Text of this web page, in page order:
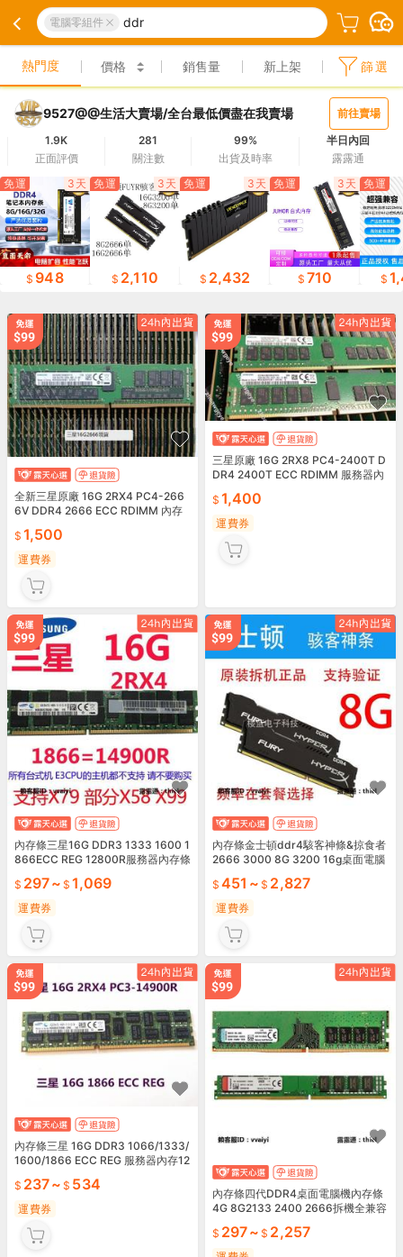
電腦零組件 ddr
熱門度 價格 銷售量 新上架 篩選
9527@@生活大賣場/全台最低價盡在我賣場
前往賣場
1.9K
正面評價
281
關注數
99%
出貨及時率
半日內回
露露通
免運
3天
948
免運 3天
2,110
免運 3天
2,432
免運 3天
710
免運
全新三星原廠 16G 2RX4 PC4-266
6V DDR4 2666 ECC RDIMM 內存
1,500
運費券
三星原廠 16G 2RX8 PC4-2400T D
DR4 2400T ECC RDIMM 服務器內
1,400
運費券
內存條三星16G DDR3 1333 1600 1
866ECC REG 12800R服務器內存條
297~ 1,069
運費券
內存條金士頓ddr4駭客神條&掠食者
2666 3000 8G 3200 16g桌面電腦
451 ~ 2,827
運費券
內存條三星 16G DDR3 1066/1333/
1600/1866 ECC REG 服務器內存12
237~ 534
運費券
內存條四代DDR4桌面電腦機內存條
4G 8G2133 2400 2666拆機全兼容
297~ 2,257